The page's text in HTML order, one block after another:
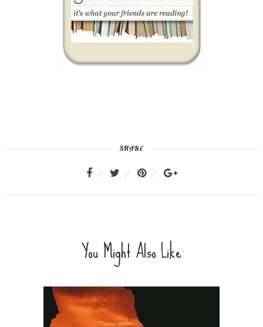
SHARE
You Might Also Like